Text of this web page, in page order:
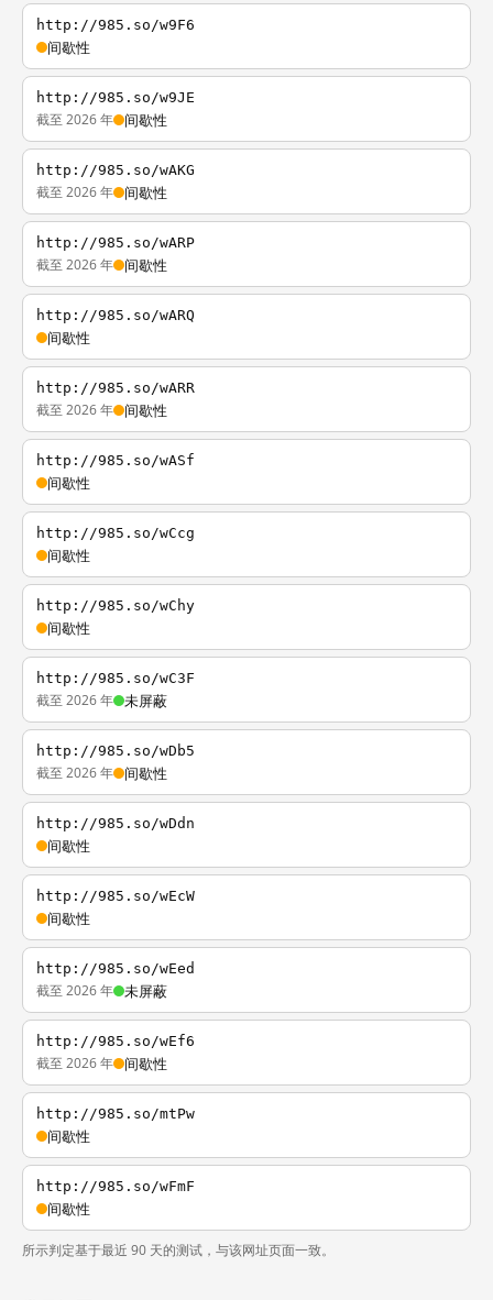
http://985.so/w9F6
间歇性
http://985.so/w9JE
截至 2026 年 间歇性
http://985.so/wAKG
截至 2026 年 间歇性
http://985.so/wARP
截至 2026 年 间歇性
http://985.so/wARQ
间歇性
http://985.so/wARR
截至 2026 年 间歇性
http://985.so/wASf
间歇性
http://985.so/wCcg
间歇性
http://985.so/wChy
间歇性
http://985.so/wC3F
截至 2026 年 未屏蔽
http://985.so/wDb5
截至 2026 年 间歇性
http://985.so/wDdn
间歇性
http://985.so/wEcW
间歇性
http://985.so/wEed
截至 2026 年 未屏蔽
http://985.so/wEf6
截至 2026 年 间歇性
http://985.so/mtPw
间歇性
http://985.so/wFmF
间歇性
所示判定基于最近 90 天的测试，与该网址页面一致。